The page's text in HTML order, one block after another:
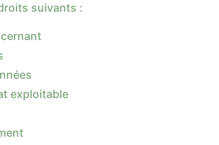
suivants :
exploitable